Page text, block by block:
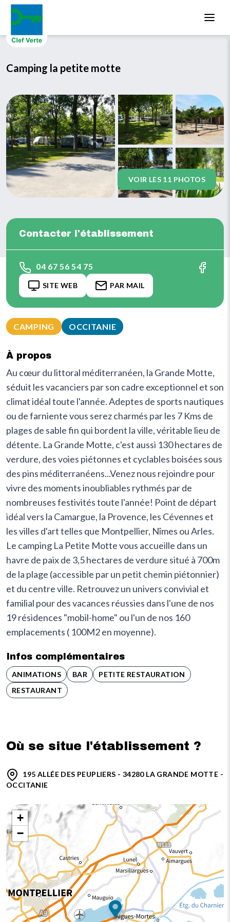
Camping la petite motte
VOIR LES 11 PHOTOS
CAMPING OCCITANIE
À propos
Au cœur du littoral méditerranéen, la Grande Motte,
séduit les vacanciers par son cadre exceptionnel et son
climat idéal toute l'année. Adeptes de sports nautiques
ou de farniente vous serez charmés par les 7 Kms de
plages de sable fin qui bordent la ville, véritable lieu de
détente. La Grande Motte, c'est aussi 130 hectares de
verdure, des voies piétonnes et cyclables boisées sous
des pins méditerranéens...Venez nous rejoindre pour
vivre des moments inoubliables rythmés par de
nombreuses festivités toute l'année! Point de départ
idéal vers la Camargue, la Provence, les Cévennes et
les villes d'art telles que Montpellier, Nîmes ou Arles.
Le camping La Petite Motte vous accueille dans un
havre de paix de 3,5 hectares de verdure situé à 700m
de la plage (accessible par un petit chemin piétonnier)
et du centre ville. Retrouvez un univers convivial et
familial pour des vacances réussies dans l'une de nos
19 résidences "mobil-home" ou l'un de nos 160
emplacements ( 100M2 en moyenne).
Infos complémentaires
ANIMATIONS BAR
PETITE RESTAURATION
RESTAURANT
Contacter l'établissement
04 67 56 54 75
SITE WEB PAR MAIL
Où se situe l'établissement ?
195 ALLÉE DES PEUPLIERS - 34280 LA GRANDE MOTTE -
OCCITANIE
+
−